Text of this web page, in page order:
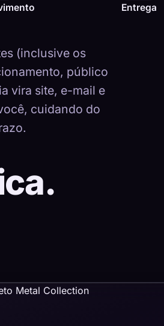
Entrega
(inclusive os
público
vira site, e-mail e
cuidando do